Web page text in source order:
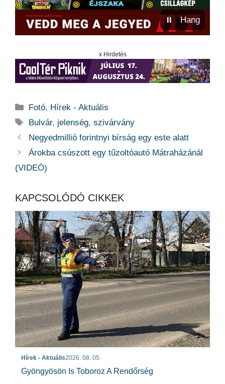
⏸ Hang
x Hirdetés
Kategória
Fotó, Hírek - Aktuális
Címkék
Bulvár, jelenség,szivárvány
Negyedmillió forintnyi bírság egy este alatt
Árokba csúszott egy tűzoltóautó Mátraházánál
(VIDEÓ)
KAPCSOLÓDÓ CIKKEK
Hírek - Aktuális2026. 08. 05.
Gyöngyösön Is Toboroz A Rendőrség